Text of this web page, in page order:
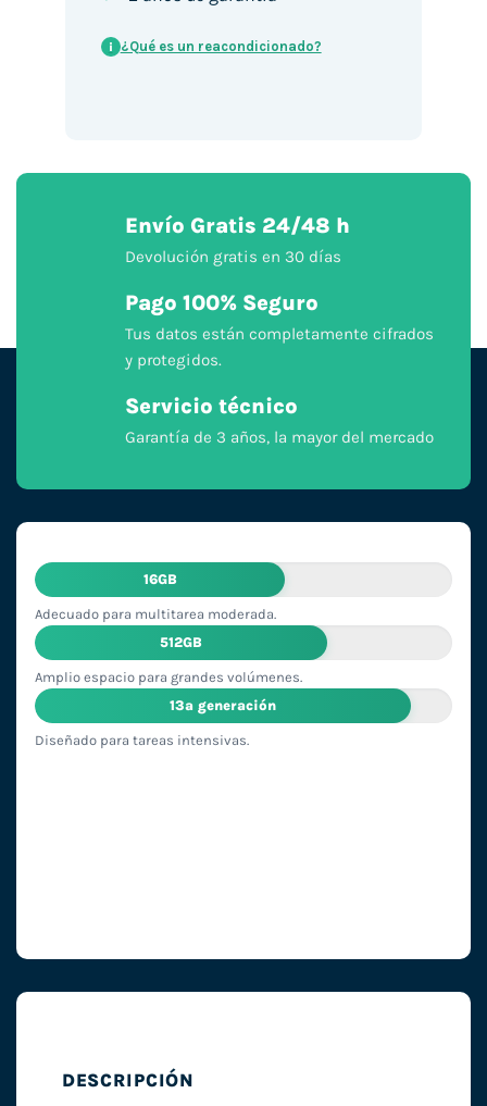
i ¿Qué es un reacondicionado?
Envío Gratis 24/48 h
Devolución gratis en 30 días
Pago 100% Seguro
Tus datos están completamente cifrados
y protegidos.
Servicio técnico
Garantía de 3 años, la mayor del mercado
16GB
Adecuado para multitarea moderada.
512GB
Amplio espacio para grandes volúmenes.
13ª generación
Diseñado para tareas intensivas.
DESCRIPCIÓN